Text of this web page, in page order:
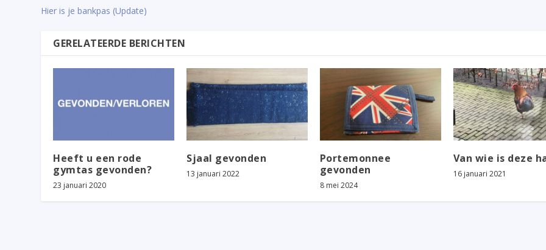
Hier is je bankpas (Update)
GERELATEERDE BERICHTEN
Heeft u een rode
gymtas gevonden?
23 januari 2020
Sjaal gevonden
13 januari 2022
Portemonnee
gevonden
8 mei 2024
Van wie is deze
16 januari 2021